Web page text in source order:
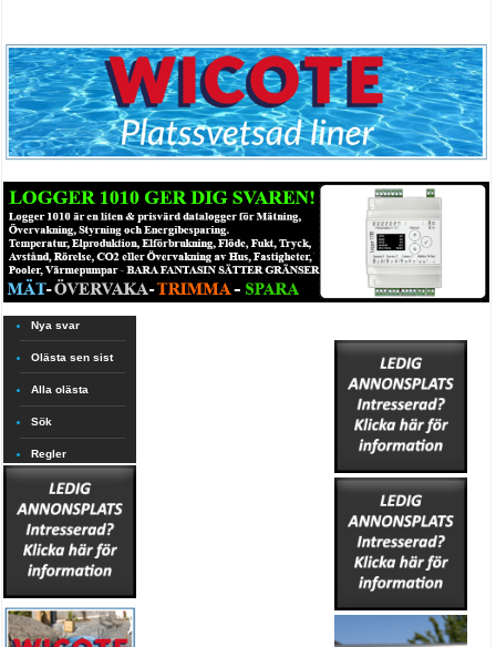
Nya svar
Olästa sen sist
Alla olästa
Sök
Regler